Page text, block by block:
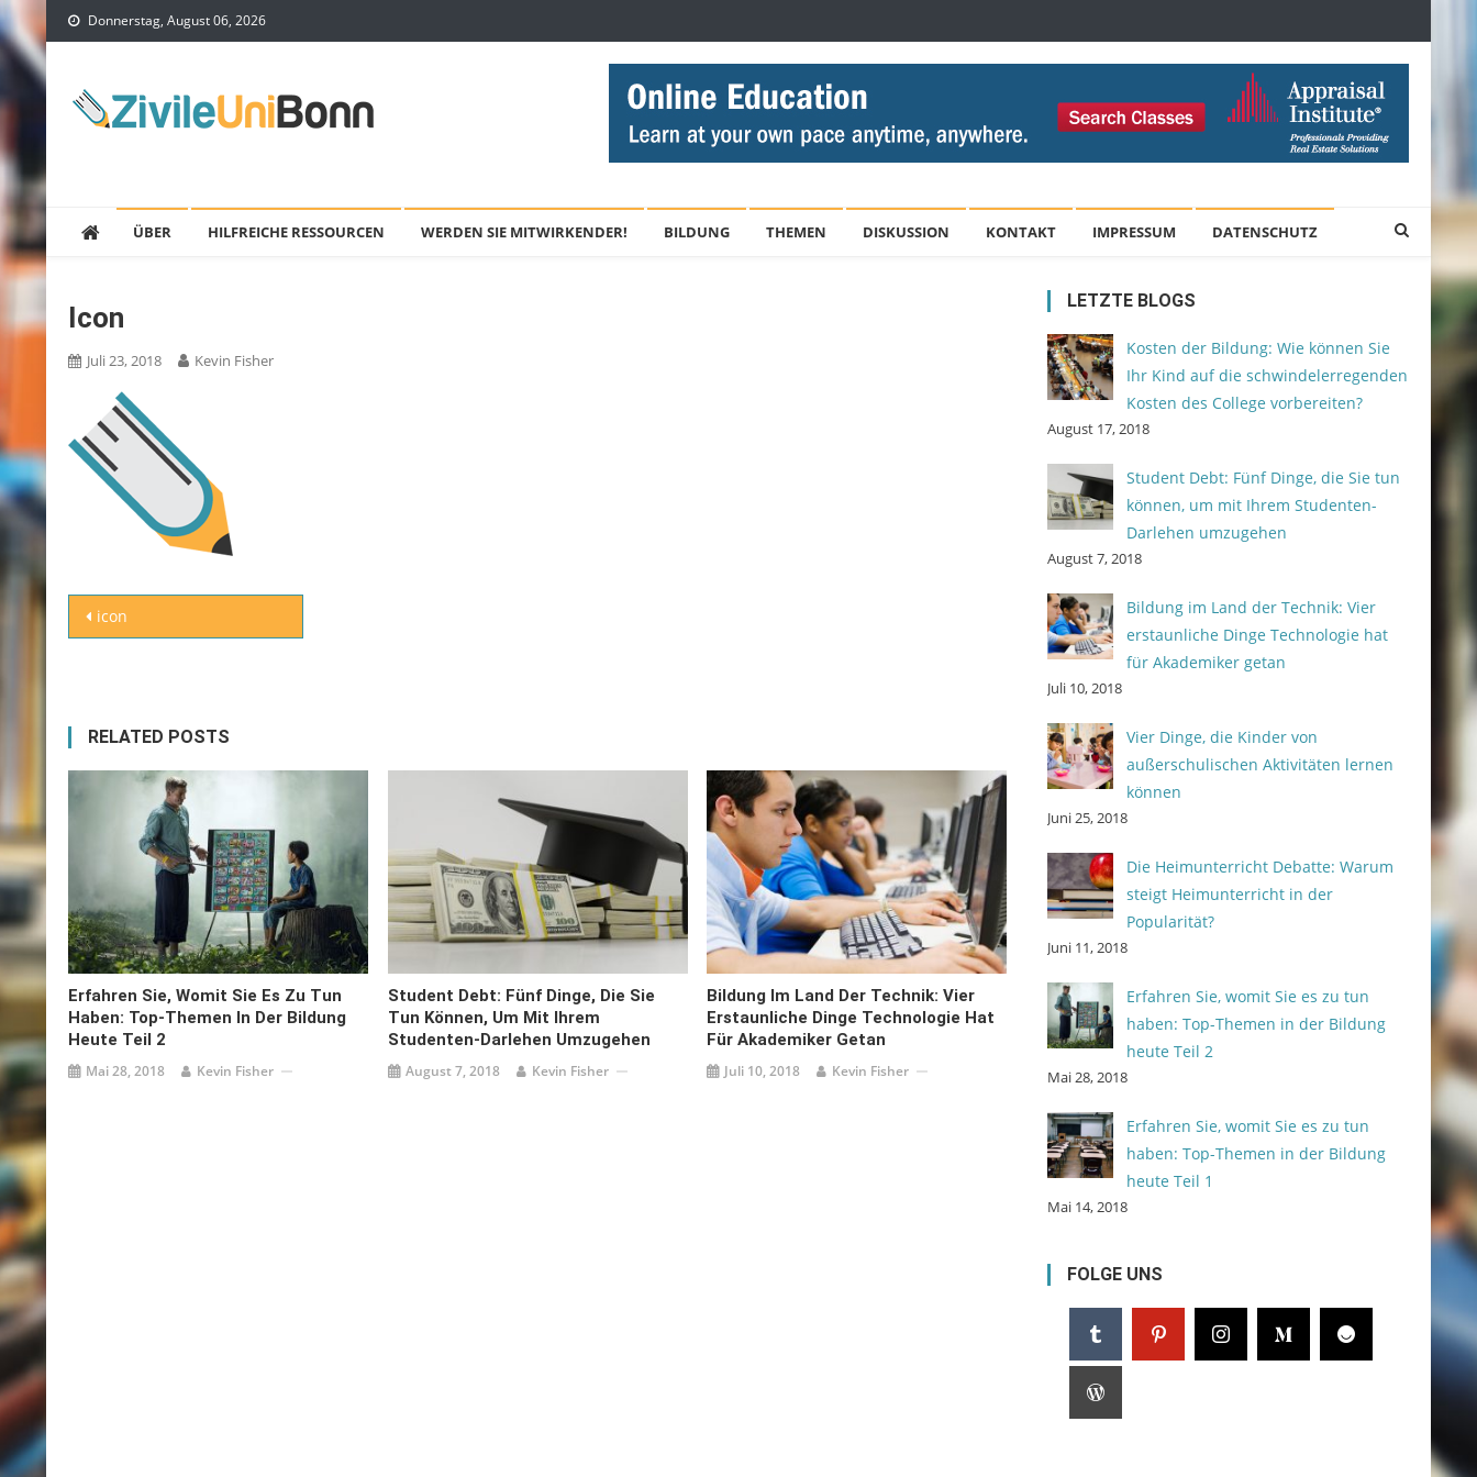
Skip
to
Donnerstag, August 06, 2026
ÜBER HILFREICHE RESSOURCEN WERDEN SIE MITWIRKENDER! BILDUNG THEMEN DISKUSSION KONTAKT IMPRESSUM DATENSCHUTZ
Icon
Juli 23, 2018 Kevin Fisher
Beitragsnavigation
icon
RELATED POSTS
Erfahren Sie, Womit Sie Es Zu Tun
Haben: Top-Themen In Der Bildung
Heute Teil 2
Mai 28, 2018 Kevin Fisher
Student Debt: Fünf Dinge, Die Sie
Tun Können, Um Mit Ihrem
Studenten-Darlehen Umzugehen
August 7, 2018 Kevin Fisher
Bildung Im Land Der Technik: Vier
Erstaunliche Dinge Technologie Hat
Für Akademiker Getan
Juli 10, 2018 Kevin Fisher
LETZTE BLOGS
Kosten der Bildung: Wie können Sie
Ihr Kind auf die schwindelerregenden
Kosten des College vorbereiten?
August 17, 2018
Student Debt: Fünf Dinge, die Sie tun
können, um mit Ihrem Studenten-
Darlehen umzugehen
August 7, 2018
Bildung im Land der Technik: Vier
erstaunliche Dinge Technologie hat
für Akademiker getan
Juli 10, 2018
Vier Dinge, die Kinder von
außerschulischen Aktivitäten lernen
können
Juni 25, 2018
Die Heimunterricht Debatte: Warum
steigt Heimunterricht in der
Popularität?
Juni 11, 2018
Erfahren Sie, womit Sie es zu tun
haben: Top-Themen in der Bildung
heute Teil 2
Mai 28, 2018
Erfahren Sie, womit Sie es zu tun
haben: Top-Themen in der Bildung
heute Teil 1
Mai 14, 2018
FOLGE UNS